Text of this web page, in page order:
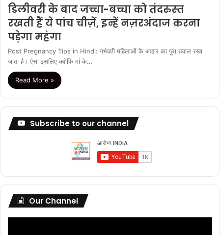
डिलीवरी के बाद जच्चा-बच्चा को तंदरुस्‍त
रखती हैं ये पांच चीज़ें, इन्हें नज़रअंदाज करना
पड़ेगा महंगा
Post Pregnancy Tips in Hindi: गर्भवती महिलाओं के आहार का पूरा ख्‍याल रखा
जाता है। ऐसा इसलिए क्योंकि मां के…
Read More »
Subscribe to our channel
Our Channel